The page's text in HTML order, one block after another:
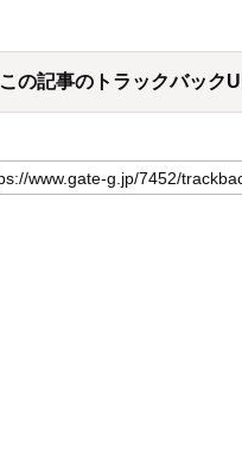
この記事のトラックバック